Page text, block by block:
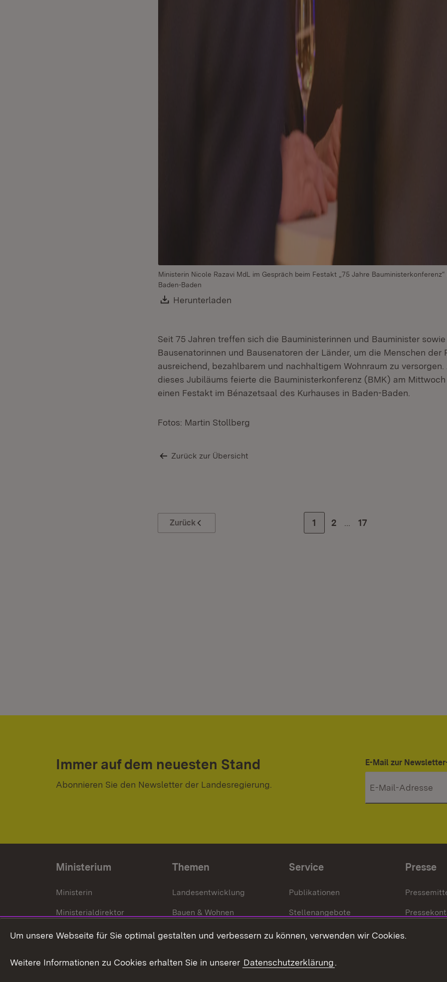
Ministerin Nicole Razavi MdL im Gespräch beim Festakt „75 Jahre Bauministerkonferenz“
Baden-Baden
Download:
Herunterladen
Seit 75 Jahren treffen sich die Bauministerinnen und Bauminister sowie
Bausenatorinnen und Bausenatoren der Länder, um die Menschen der
ausreichend, bezahlbarem und nachhaltigem Wohnraum zu
dieses Jubiläums feierte die Bauministerkonferenz (BMK) am
einen Festakt im Bénazetsaal des Kurhauses in Baden-Baden.
Fotos: Martin Stollberg
Zurück zur Übersicht
Zurück Zur Seite
1 Zur Seite
2 Zur letzten Seite
17
Immer auf dem neuesten Stand
Abonnieren Sie den Newsletter der Landesregierung.
E-Mail zur
Ministerium
Ministerin
Ministerialdirektor
Organisation und Aufgaben
Themen
Landesentwicklung
Bauen & Wohnen
Städtebau
Service
Publikationen
Stellenangebote
Kontakt
Presse
Um unsere Webseite für Sie optimal gestalten und verbessern zu können, verwenden wir Cookies.
Weitere Informationen zu Cookies erhalten Sie in unserer Datenschutzerklärung.